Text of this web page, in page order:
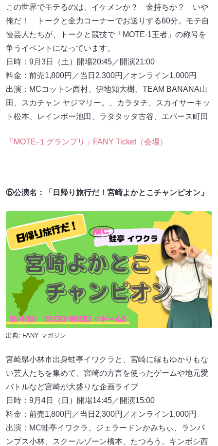
この世界でモテるのは、イケメンか？ 金持ちか？ いや
俺だ！ トークと全力コーナーでお送りする60分。モテ自
慢芸人たちが、トークと競技で「MOTE-1王者」の称号を
争うイベントになっています。
日時：9月3日（土）開場20:45／開演21:00
料金：前売1,800円／当日2,300円／オンライン1,000円
出演：MCコットン西村、伊地知大樹、TEAM BANANA山
田、スカチャン ヤジマリー。、カラタチ、スカイサーキッ
ト松本、レインボー池田、ラタタッタ古谷、エバース町田
「MOTE-１グランプリ」FANY Ticket（会場）
⑤公演名：「日帰り旅行だ！宮崎よかとこチャンピオン」
出典: FANY マガジン
宮崎県小林市出身蛙亭イワクラと、宮崎に縁もゆかりもな
い芸人たちを集めて、宮崎の方言を使ったゲームや地元愛
バトルなど宮崎が大盛りな企画ライブ
日時：9月4日（日）開場14:45／開演15:00
料金：前売1,800円／当日2,300円／オンライン1,000円
出演：MC蛙亭イワクラ、ジェラードンかみちぃ、ランパ
ンプス小林、スクールゾーン橋本、たつろう、キンボシ西